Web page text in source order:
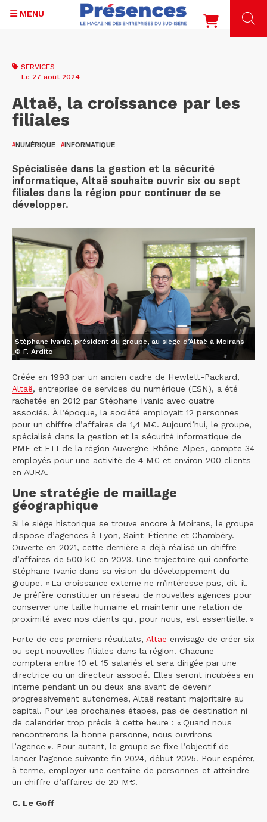
contenu
MENU
SERVICES
— Le 27 août 2024
Altaë, la croissance par les
filiales
#NUMÉRIQUE #INFORMATIQUE
Spécialisée dans la gestion et la sécurité
informatique, Altaë souhaite ouvrir six ou sept
filiales dans la région pour continuer de se
développer.
Stéphane Ivanic, président du groupe, au siège d’Altaë à Moirans
© F. Ardito
Créée en 1993 par un ancien cadre de Hewlett-Packard,
Altaë, entreprise de services du numérique (ESN), a été
rachetée en 2012 par Stéphane Ivanic avec quatre
associés. À l’époque, la société employait 12 personnes
pour un chiffre d’affaires de 1,4 M€. Aujourd’hui, le groupe,
spécialisé dans la gestion et la sécurité informatique de
PME et ETI de la région Auvergne-Rhône-Alpes, compte 34
employés pour une activité de 4 M€ et environ 200 clients
en AURA.
Une stratégie de maillage
géographique
Si le siège historique se trouve encore à Moirans, le groupe
dispose d’agences à Lyon, Saint-Étienne et Chambéry.
Ouverte en 2021, cette dernière a déjà réalisé un chiffre
d’affaires de 500 k€ en 2023. Une trajectoire qui conforte
Stéphane Ivanic dans sa vision du développement du
groupe. « La croissance externe ne m’intéresse pas, dit-il.
Je préfère constituer un réseau de nouvelles agences pour
conserver une taille humaine et maintenir une relation de
proximité avec nos clients qui, pour nous, est essentielle. »
Forte de ces premiers résultats, Altaë envisage de créer six
ou sept nouvelles filiales dans la région. Chacune
comptera entre 10 et 15 salariés et sera dirigée par une
directrice ou un directeur associé. Elles seront incubées en
interne pendant un ou deux ans avant de devenir
progressivement autonomes, Altaë restant majoritaire au
capital. Pour les prochaines étapes, pas de destination ni
de calendrier trop précis à cette heure : « Quand nous
rencontrerons la bonne personne, nous ouvrirons
l’agence ». Pour autant, le groupe se fixe l’objectif de
lancer l'agence suivante fin 2024, début 2025. Pour espérer,
à terme, employer une centaine de personnes et atteindre
un chiffre d’affaires de 20 M€.
C. Le Goff